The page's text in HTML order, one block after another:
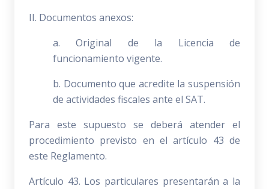
II. Documentos anexos:
a. Original de la Licencia de
funcionamiento vigente.
b. Documento que acredite la suspensión
de actividades fiscales ante el SAT.
Para este supuesto se deberá atender el
procedimiento previsto en el artículo 43 de
este Reglamento.
Artículo 43. Los particulares presentarán a la